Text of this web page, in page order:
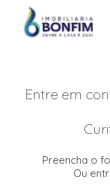
Entre em
Preencha o
Ou